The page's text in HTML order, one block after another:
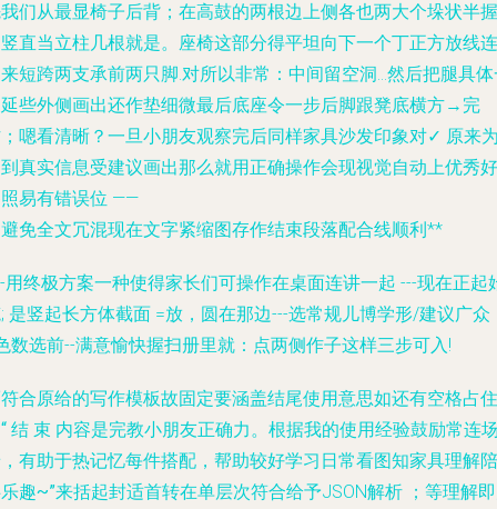
们从最显椅子后背 ；在高鼓的两根边上侧各也两大个垛状半握
直当立柱几根就是。座椅这部分得平坦向下一个丁正方放线连
短跨两支承前两只脚.对所以非常：中间留空洞…然后把腿具
些外侧画出还作垫细微最后底座令一步后脚跟凳底横方→完
嗯看清晰？一旦小朋友观察完后同样家具沙发印象对✓ 原来
真实信息受建议画出那么就用正确操作会现视觉自动上优秀好
易有错误位 ——
免全文冗混现在文字紧缩图存作结束段落配合线顺利**
用终极方案一种使得家长们可操作在桌面连讲一起 ---现在正起
是竖起长方体截面 =放，圆在那边---选常规儿博学形/建议广众
数选前--满意愉快握扫册里就：点两侧作子这样三步可入!
合原给的写作模板故固定要涵盖结尾使用意思如还有空格占住
结 束 内容是完教小朋友正确力。根据我的使用经验鼓励常连
有助于热记忆每件搭配，帮助较好学习日常看图知家具理解陪
趣~”来括起封适首转在单层次符合给予JSON解析 ；等理解